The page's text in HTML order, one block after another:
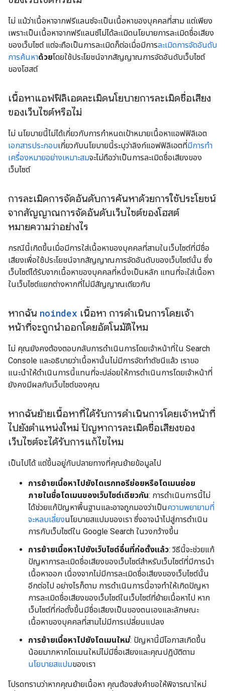
ไม่ แม้ว่าเนื้อหาจากฟรีแลนซ์จะเป็นเนื้อหาของบุคคลที่สาม แต่เพียง
เพราะเป็นเนื้อหาจากฟรีแลนซ์ไม่ได้ละเมิดนโยบายการละเมิดชื่อเสียง
ของเว็บไซต์ แต่จะถือเป็นการละเมิดก็ต่อเมื่อมีการละเมิดการจัดอันดับ
การค้นหาด้วยโดยใช้ประโยชน์จากสัญญาณการจัดอันดับเว็บไซต์
ของโฮสต์
เนื้อหาแอฟฟิลิเอตละเมิดนโยบายการละเมิดชื่อเสียง
ของเว็บไซต์หรือไม่
ไม่ นโยบายนี้ไม่ได้เกี่ยวกับการกำหนดเป้าหมายเนื้อหาแอฟฟิลิเอต
เอกสารประกอบเกี่ยวกับนโยบายนี้ระบุว่าลิงก์แอฟฟิลิเอตที่มีการทำ
เครื่องหมายอย่างเหมาะสมจะไม่ถือว่าเป็นการละเมิดชื่อเสียงของ
เว็บไซต์
การละเมิดการจัดอันดับการค้นหาด้วยการใช้ประโยชน์
จากสัญญาณการจัดอันดับเว็บไซต์ของโฮสต์
หมายความว่าอย่างไร
กรณีนี้เกิดขึ้นเมื่อมีการใส่เนื้อหาของบุคคลที่สามในเว็บไซต์ที่มีชื่อ
เสียงเพื่อใช้ประโยชน์จากสัญญาณการจัดอันดับของเว็บไซต์นั้น ซึ่ง
เว็บไซต์ได้รับจากเนื้อหาของบุคคลที่หนึ่งเป็นหลัก แทนที่จะใส่เนื้อหา
ในเว็บไซต์แยกต่างหากที่ไม่มีสัญญาณเดียวกัน
หากฉัน noindex เนื้อหา การดำเนินการโดยเจ้า
หน้าที่จะถูกนำออกโดยอัตโนมัติไหม
ไม่ คุณยังคงต้องตอบกลับการดำเนินการโดยเจ้าหน้าที่ใน Search
Console และอธิบายว่าเนื้อหานั้นไม่มีการจัดทำดัชนีแล้ว เราขอ
แนะนำให้ดำเนินการนี้แทนที่จะปล่อยให้การดำเนินการโดยเจ้าหน้าที่
ยังคงมีผลกับเว็บไซต์ของคุณ
หากฉันย้ายเนื้อหาที่ได้รับการดำเนินการโดยเจ้าหน้าที่
ไปยังตำแหน่งใหม่ ปัญหาการละเมิดชื่อเสียงของ
เว็บไซต์จะได้รับการแก้ไขไหม
เป็นไปได้ แต่ขึ้นอยู่กับปลายทางที่คุณย้ายข้อมูลไป
การย้ายเนื้อหาไปยังไดเรกทอรีย่อยหรือโดเมนย่อย
ภายในชื่อโดเมนของเว็บไซต์เดียวกัน: การดำเนินการนี้ไม่
ได้ช่วยแก้ปัญหาพื้นฐานและอาจถูกมองว่าเป็นความพยายามที่
จะหลบเลี่ยงนโยบายสแปมของเรา ซึ่งอาจนำไปสู่การดำเนิน
การกับเว็บไซต์ใน Google Search ในวงกว้างขึ้น
การย้ายเนื้อหาไปยังเว็บไซต์อื่นที่ก่อตั้งแล้ว: วิธีนี้จะช่วยแก้
ปัญหาการละเมิดชื่อเสียงของเว็บไซต์สำหรับเว็บไซต์ที่มีการนำ
เนื้อหาออก เนื่องจากไม่มีการละเมิดชื่อเสียงของเว็บไซต์นั้น
อีกต่อไป อย่างไรก็ตาม การดำเนินการนี้อาจทำให้เกิดปัญหา
การละเมิดชื่อเสียงของเว็บไซต์ในเว็บไซต์ที่ย้ายเนื้อหาไป หาก
เว็บไซต์ที่ก่อตั้งขึ้นมีชื่อเสียงเป็นของตนเองและลักษณะ
เนื้อหาของบุคคลที่สามไม่มีการเปลี่ยนแปลง
การย้ายเนื้อหาไปยังโดเมนใหม่: ปัญหานี้มีโอกาสเกิดขึ้น
น้อยมากหากโดเมนใหม่ไม่มีชื่อเสียงและคุณปฏิบัติตาม
นโยบายสแปมของเรา
โปรดทราบว่าหากคุณย้ายเนื้อหา คุณต้องส่งคำขอให้พิจารณาใหม่